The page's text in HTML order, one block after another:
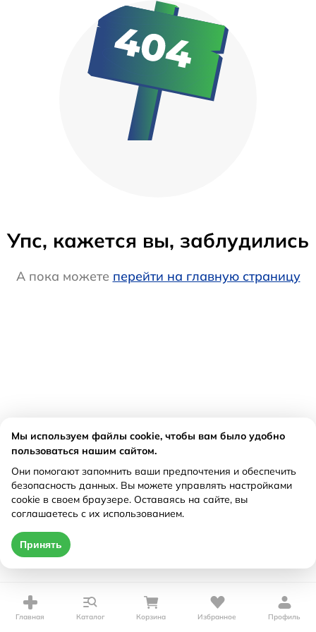
Упс, кажется вы, заблудились
А пока можете перейти на главную страницу
Главная Каталог Корзина Избранное Профиль
Мы используем файлы cookie, чтобы вам было удобно
пользоваться нашим сайтом.
Они помогают запомнить ваши предпочтения и обеспечить
безопасность данных. Вы можете управлять настройками
cookie в своем браузере. Оставаясь на сайте, вы
соглашаетесь с их использованием.
Принять